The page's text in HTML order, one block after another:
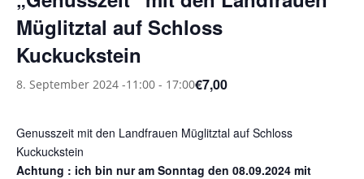
Müglitztal auf Schloss
Kuckuckstein
8. September 2024 -11:00 - 17:00€7,00
Genusszeit mit den Landfrauen Müglitztal auf Schloss
Kuckuckstein
Achtung : ich bin nur am Sonntag den 08.09.2024 mit